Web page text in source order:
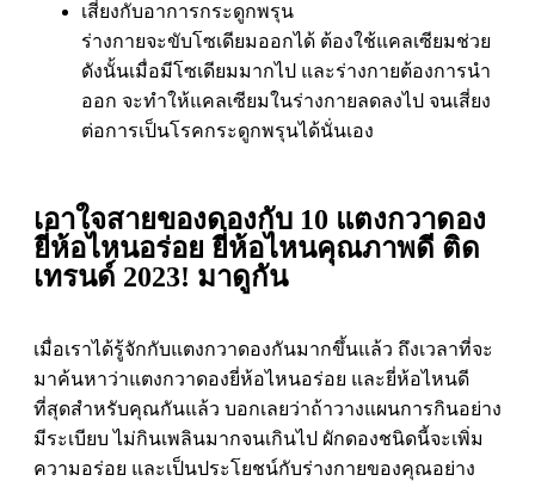
เสี่ยงกับอาการกระดูกพรุน
ร่างกายจะขับโซเดียมออกได้ ต้องใช้แคลเซียมช่วย
ดังนั้นเมื่อมีโซเดียมมากไป และร่างกายต้องการนำ
ออก จะทำให้แคลเซียมในร่างกายลดลงไป จนเสี่ยง
ต่อการเป็นโรคกระดูกพรุนได้นั่นเอง
เอาใจสายของดองกับ 10 แตงกวาดอง
ยี่ห้อไหนอร่อย ยี่ห้อไหนคุณภาพดี ติด
เทรนด์ 2023! มาดูกัน
เมื่อเราได้รู้จักกับแตงกวาดองกันมากขึ้นแล้ว ถึงเวลาที่จะ
มาค้นหาว่าแตงกวาดองยี่ห้อไหนอร่อย และยี่ห้อไหนดี
ที่สุดสำหรับคุณกันแล้ว บอกเลยว่าถ้าวางแผนการกินอย่าง
มีระเบียบ ไม่กินเพลินมากจนเกินไป ผักดองชนิดนี้จะเพิ่ม
ความอร่อย และเป็นประโยชน์กับร่างกายของคุณอย่าง